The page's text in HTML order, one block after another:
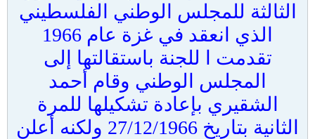
الثالثة للمجلس الوطني الفلسطيني
الذي انعقد في غزة عام 1966
تقدمت ا للجنة باستقالتها إلى
المجلس الوطني وقام أحمد
الشقيري بإعادة تشكيلها للمرة
الثانية بتاريخ 27/12/1966 ولكنه أعلن